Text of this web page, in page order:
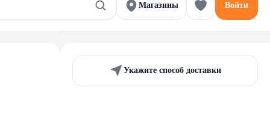
Магазины Войти
Укажите способ доставки